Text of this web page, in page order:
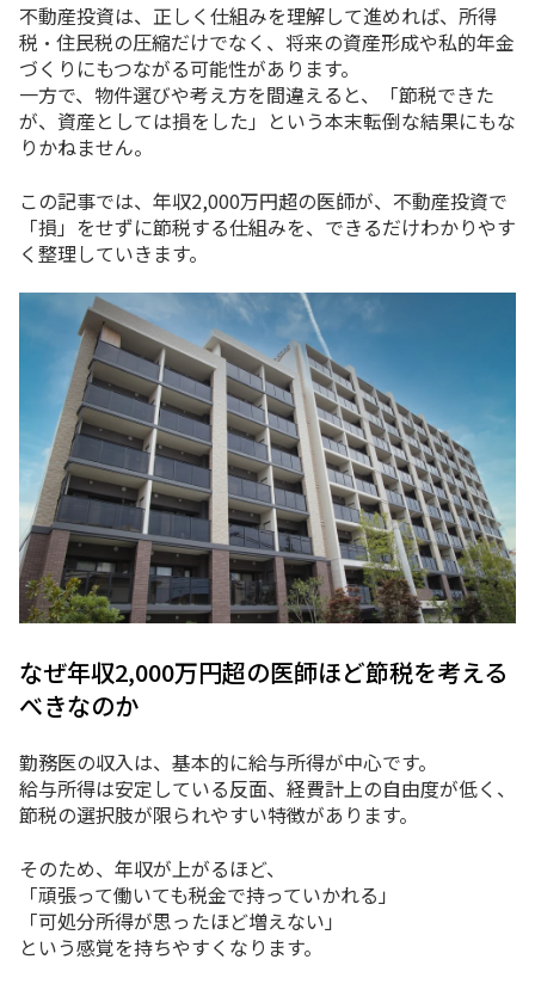
不動産投資は、正しく仕組みを理解して進めれば、所得
税・住民税の圧縮だけでなく、将来の資産形成や私的年金
づくりにもつながる可能性があります。
一方で、物件選びや考え方を間違えると、「節税できた
が、資産としては損をした」という本末転倒な結果にもな
りかねません。
この記事では、年収2,000万円超の医師が、不動産投資で
「損」をせずに節税する仕組みを、できるだけわかりやす
く整理していきます。
なぜ年収2,000万円超の医師ほど節税を考える
べきなのか
勤務医の収入は、基本的に給与所得が中心です。
給与所得は安定している反面、経費計上の自由度が低く、
節税の選択肢が限られやすい特徴があります。
そのため、年収が上がるほど、
「頑張って働いても税金で持っていかれる」
「可処分所得が思ったほど増えない」
という感覚を持ちやすくなります。